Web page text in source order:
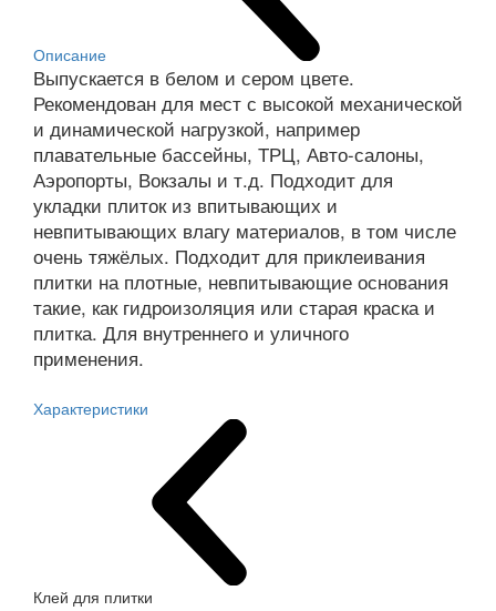
Описание
Выпускается в белом и сером цвете.
Рекомендован для мест с высокой механической
и динамической нагрузкой, например
плавательные бассейны, ТРЦ, Авто-салоны,
Аэропорты, Вокзалы и т.д. Подходит для
укладки плиток из впитывающих и
невпитывающих влагу материалов, в том числе
очень тяжёлых. Подходит для приклеивания
плитки на плотные, невпитывающие основания
такие, как гидроизоляция или старая краска и
плитка. Для внутреннего и уличного
применения.
Характеристики
Клей для плитки